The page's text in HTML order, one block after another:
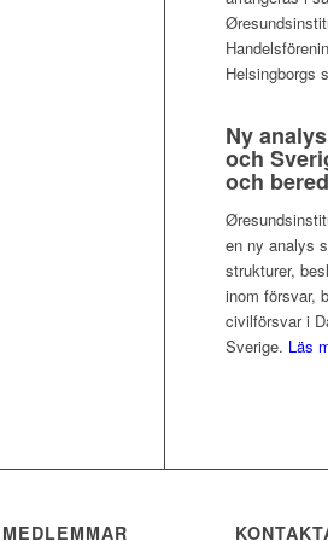
Helsingborgs
Ny
och
och
en ny analys
strukturer,
inom försvar,
civilförsvar i
Sverige. Läs